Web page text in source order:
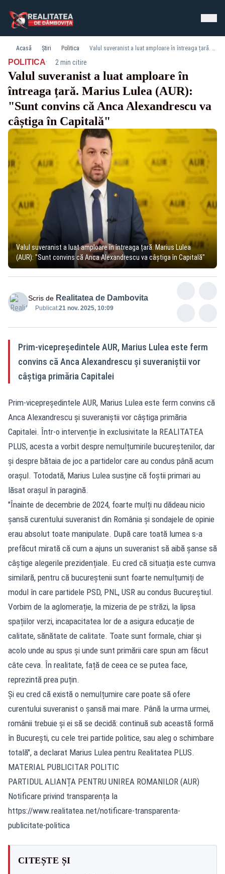
Acasă Știri Politica Valul suveranist a luat amploare în întreaga țară. Marius Lulea (AUR): "Sunt convins că Anca Alexandrescu va câștiga în Capitală"
POLITICA· 2 min citire
Valul suveranist a luat amploare în
întreaga țară. Marius Lulea (AUR):
"Sunt convins că Anca Alexandrescu va
câștiga în Capitală"
Valul suveranist a luat amploare în întreaga țară. Marius Lulea
(AUR): "Sunt convins că Anca Alexandrescu va câștiga în Capitală"
Scris de Realitatea de Dambovita
Publicat:21 nov. 2025, 10:09
Prim-vicepreședintele AUR, Marius Lulea este ferm
convins că Anca Alexandrescu și suveraniștii vor
câștiga primăria Capitalei
Prim-vicepreședintele AUR, Marius Lulea este ferm convins că
Anca Alexandrescu și suveraniștii vor câștiga primăria
Capitalei. Într-o intervenție în exclusivitate la REALITATEA
PLUS, acesta a vorbit despre nemulțumirile bucureștenilor, dar
și despre bătaia de joc a partidelor care au condus până acum
orașul. Totodată, Marius Lulea susține că foștii primari au
lăsat orașul în paragină.
"Înainte de decembrie de 2024, foarte mulți nu dădeau nicio
șansă curentului suveranist din România și sondajele de opinie
erau absolut toate manipulate. După care toată lumea s-a
prefăcut mirată că cum a ajuns un suveranist să aibă șanse să
câștige alegerile prezidențiale. Eu cred că situația este cumva
similară, pentru că bucureștenii sunt foarte nemulțumiți de
modul în care partidele PSD, PNL, USR au condus Bucureștiul.
Vorbim de la aglomerație, la mizeria de pe străzi, la lipsa
spațiilor verzi, incapacitatea lor de a asigura educație de
calitate, sănătate de calitate. Toate sunt formale, chiar și
acolo unde au spus și unde sunt primării care spun am făcut
câte ceva. În realitate, față de ceea ce se putea face,
reprezintă prea puțin.
Și eu cred că există o nemulțumire care poate să ofere
curentului suveranist o șansă mai mare. Până la urma urmei,
românii trebuie și ei să se decidă: continuă sub această formă
în București, cu cele trei partide politice, sau aleg o schimbare
totală", a declarat Marius Lulea pentru Realitatea PLUS.
MATERIAL PUBLICITAR POLITIC
PARTIDUL ALIANȚA PENTRU UNIREA ROMANILOR (AUR)
Notificare privind transparența la
https://www.realitatea.net/notificare-transparenta-
publicitate-politica
CITEȘTE ȘI